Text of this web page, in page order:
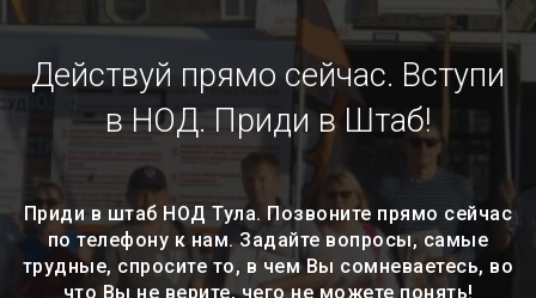
Действуй прямо сейчас. Вступи
в НОД. Приди в Штаб!
Приди в штаб НОД Тула. Позвоните прямо сейчас
по телефону к нам. Задайте вопросы, самые
трудные, спросите то, в чем Вы сомневаетесь, во
что Вы не верите, чего не можете понять!